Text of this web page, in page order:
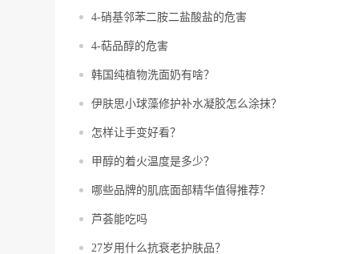
4-硝基邻苯二胺二盐酸盐的危害
4-萜品醇的危害
韩国纯植物洗面奶有啥？
伊肤思小球藻修护补水凝胶怎么涂抹？
怎样让手变好看？
甲醇的着火温度是多少？
哪些品牌的肌底面部精华值得推荐？
芦荟能吃吗
27岁用什么抗衰老护肤品？